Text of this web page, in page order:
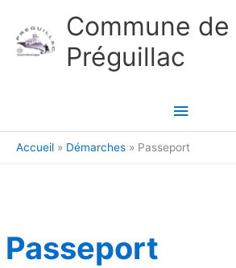
Commune de
Préguillac
Menu
principal
Accueil Démarches Passeport
Passeport